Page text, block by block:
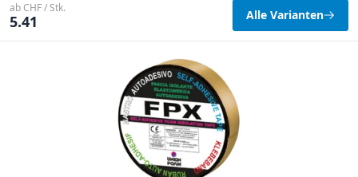
ab CHF / Stk.
5.41 Alle Varianten